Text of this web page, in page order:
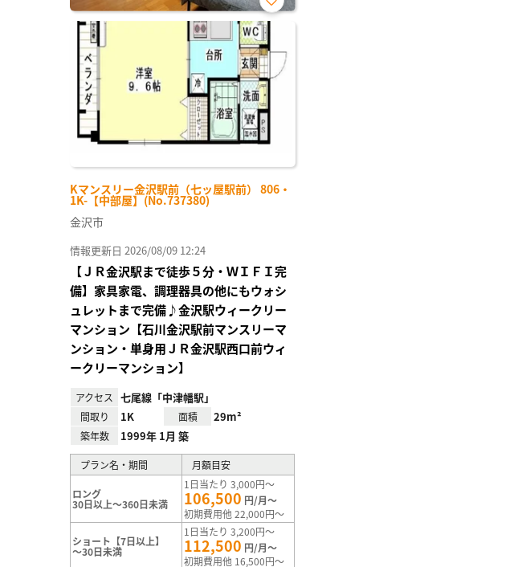
Kマンスリー金沢駅前（七ッ屋駅前） 806・
1K-【中部屋】(No.737380)
お気
に入
り登
録
金沢市
情報更新日 2026/08/09 12:24
【ＪＲ金沢駅まで徒歩５分・ＷＩＦＩ完
備】家具家電、調理器具の他にもウォシ
ュレットまで完備♪金沢駅ウィークリー
マンション【石川金沢駅前マンスリーマ
ンション・単身用ＪＲ金沢駅西口前ウィ
ークリーマンション】
アクセス 七尾線「中津幡駅」
間取り 1K 面積 29m²
築年数 1999年 1月 築
プラン名・期間 月額目安
ロング
30日以上～360日未満
1日当たり 3,000円～
106,500 円/月～
初期費用他 22,000円～
ショート【7日以上】
～30日未満
1日当たり 3,200円～
112,500 円/月～
初期費用他 16,500円～